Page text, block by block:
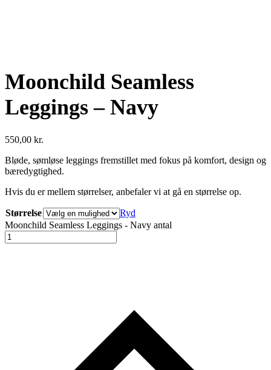
Moonchild Seamless
Leggings – Navy
550,00 kr.
Bløde, sømløse leggings fremstillet med fokus på komfort, design og
bæredygtighed.
Hvis du er mellem størrelser, anbefaler vi at gå en størrelse op.
Størrelse
Ryd
Moonchild Seamless Leggings - Navy antal